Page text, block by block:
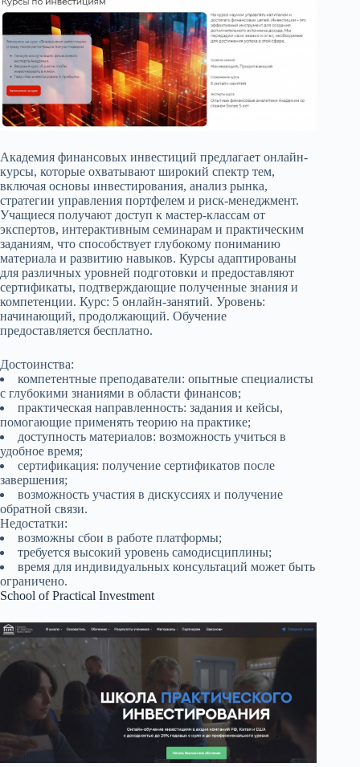
Академия финансовых инвестиций предлагает онлайн-
курсы, которые охватывают широкий спектр тем,
включая основы инвестирования, анализ рынка,
стратегии управления портфелем и риск-менеджмент.
Учащиеся получают доступ к мастер-классам от
экспертов, интерактивным семинарам и практическим
заданиям, что способствует глубокому пониманию
материала и развитию навыков. Курсы адаптированы
для различных уровней подготовки и предоставляют
сертификаты, подтверждающие полученные знания и
компетенции. Курс: 5 онлайн-занятий. Уровень:
начинающий, продолжающий. Обучение
предоставляется бесплатно.
Достоинства:
компетентные преподаватели: опытные специалисты
с глубокими знаниями в области финансов;
практическая направленность: задания и кейсы,
помогающие применять теорию на практике;
доступность материалов: возможность учиться в
удобное время;
сертификация: получение сертификатов после
завершения;
возможность участия в дискуссиях и получение
обратной связи.
Недостатки:
возможны сбои в работе платформы;
требуется высокий уровень самодисциплины;
время для индивидуальных консультаций может быть
ограничено.
School of Practical Investment